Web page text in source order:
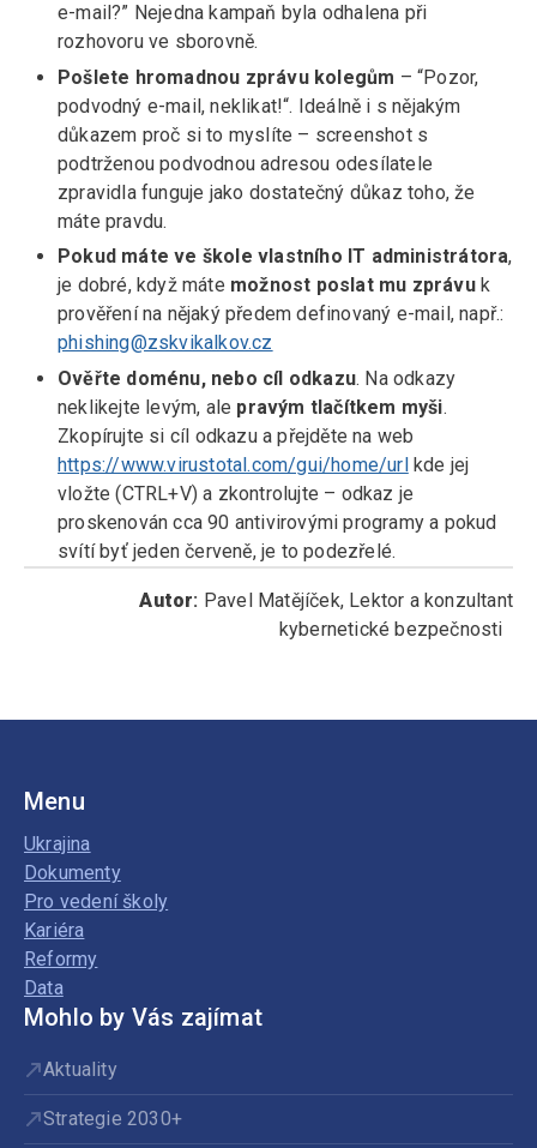
e-mail?” Nejedna kampaň byla odhalena při
rozhovoru ve sborovně.
Pošlete hromadnou zprávu kolegům – “Pozor,
podvodný e-mail, neklikat!“. Ideálně i s nějakým
důkazem proč si to myslíte – screenshot s
podtrženou podvodnou adresou odesílatele
zpravidla funguje jako dostatečný důkaz toho, že
máte pravdu.
Pokud máte ve škole vlastního IT administrátora,
je dobré, když máte možnost poslat mu zprávuk
prověření na nějaký předem definovaný e-mail, např.:
phishing@zskvikalkov.cz
Ověřte doménu, nebo cíl odkazu. Na odkazy
neklikejte levým, ale pravým tlačítkem myši.
Zkopírujte si cíl odkazu a přejděte na web
https://www.virustotal.com/gui/home/urlkde jej
vložte (CTRL+V) a zkontrolujte – odkaz je
proskenován cca 90 antivirovými programy a pokud
svítí byť jeden červeně, je to podezřelé.
Autor: Pavel Matějíček, Lektor a konzultant
kybernetické bezpečnosti
Menu
Ukrajina
Dokumenty
Pro vedení školy
Kariéra
Reformy
Data
Mohlo by Vás zajímat
Aktuality
Strategie 2030+